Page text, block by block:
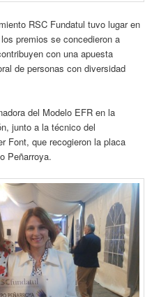
RSC Fundatul tuvo lugar en
premios se concedieron a
con una apuesta
de personas con diversidad
del Modelo EFR en la
junto a la técnico del
Font, que recogieron la placa
Peñarroya.